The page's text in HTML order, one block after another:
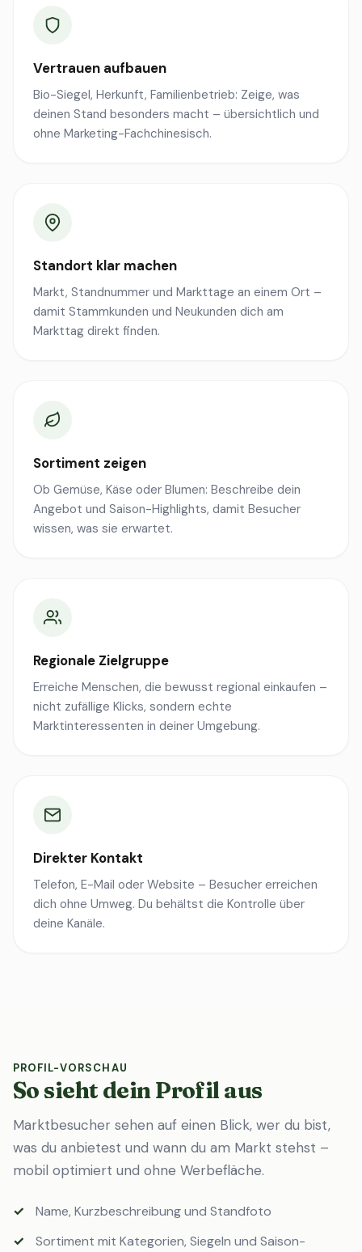
Vertrauen aufbauen
Bio-Siegel, Herkunft, Familienbetrieb: Zeige, was
deinen Stand besonders macht – übersichtlich und
ohne Marketing-Fachchinesisch.
Standort klar machen
Markt, Standnummer und Markttage an einem Ort –
damit Stammkunden und Neukunden dich am
Markttag direkt finden.
Sortiment zeigen
Ob Gemüse, Käse oder Blumen: Beschreibe dein
Angebot und Saison-Highlights, damit Besucher
wissen, was sie erwartet.
Regionale Zielgruppe
Erreiche Menschen, die bewusst regional einkaufen –
nicht zufällige Klicks, sondern echte
Marktinteressenten in deiner Umgebung.
Direkter Kontakt
Telefon, E-Mail oder Website – Besucher erreichen
dich ohne Umweg. Du behältst die Kontrolle über
deine Kanäle.
PROFIL-VORSCHAU
So sieht dein Profil aus
Marktbesucher sehen auf einen Blick, wer du bist,
was du anbietest und wann du am Markt stehst –
mobil optimiert und ohne Werbefläche.
Name, Kurzbeschreibung und Standfoto
Sortiment mit Kategorien, Siegeln und Saison-